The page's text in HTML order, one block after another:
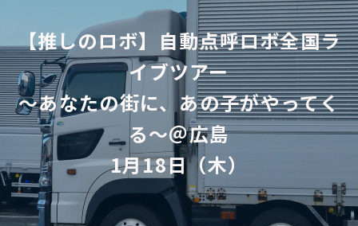
【推しのロボ】自動点呼ロボ全国ラ
イブツアー
～あなたの街に、あの子がやってく
る～＠広島
1月18日（木）